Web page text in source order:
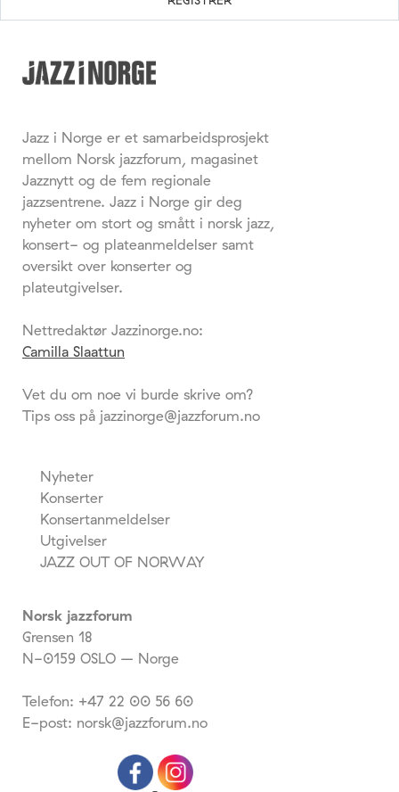
Jazz i Norge er et samarbeidsprosjekt
mellom Norsk jazzforum, magasinet
Jazznytt og de fem regionale
jazzsentrene. Jazz i Norge gir deg
nyheter om stort og smått i norsk jazz,
konsert- og plateanmeldelser samt
oversikt over konserter og
plateutgivelser.
Nettredaktør Jazzinorge.no:
Camilla Slaattun
Vet du om noe vi burde skrive om?
Tips oss på jazzinorge@jazzforum.no
Nyheter
Konserter
Konsertanmeldelser
Utgivelser
JAZZ OUT OF NORWAY
Norsk jazzforum
Grensen 18
N-0159 OSLO – Norge
Telefon: +47 22 00 56 60
E-post: norsk@jazzforum.no